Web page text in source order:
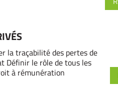
la traçabilité des pertes de
Définir le rôle de tous les
à rémunération